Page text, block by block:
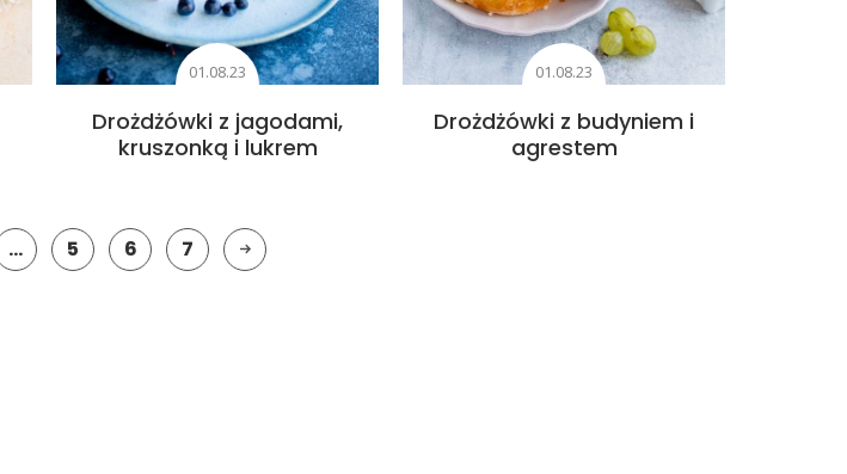
01.08.23
Drożdżówki z jagodami,
kruszonką i lukrem
01.08.23
Drożdżówki z budyniem i
agrestem
… 5 6 7